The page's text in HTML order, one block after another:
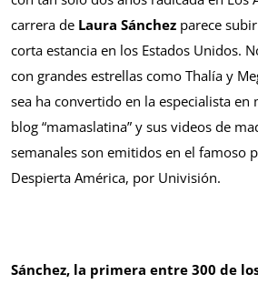
carrera de Laura Sánchez parece
corta estancia en los Estados Unidos.
con grandes estrellas como Thalía y
sea ha convertido en la especialista en
blog “mamaslatina” y sus videos de
semanales son emitidos en el famoso
Despierta América, por Univisión.
Sánchez, la primera entre 300 de